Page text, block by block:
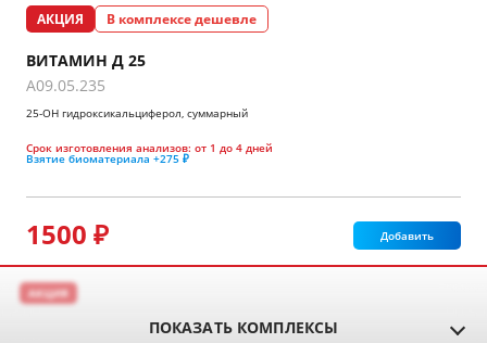
АКЦИЯ В комплексе дешевле
ВИТАМИН Д 25
A09.05.235
25-ОН гидроксикальциферол, суммарный
Срок изготовления анализов: от 1 до 4 дней
Взятие биоматериала +275 ₽
1500 ₽ Добавить
АКЦИЯ
ПОКАЗАТЬ КОМПЛЕКСЫ